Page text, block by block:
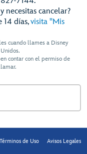
necesitas cancelar?
14 días,visita "Mis
cuando llames a Disney
contar con el permiso de
Términos de Uso Avisos Legales